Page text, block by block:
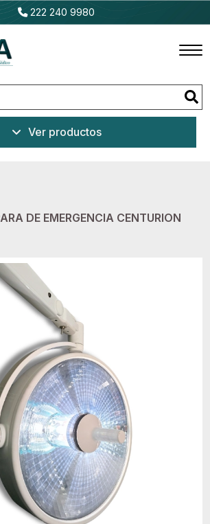
222 240 9980
Ver productos
DE EMERGENCIA CENTURION